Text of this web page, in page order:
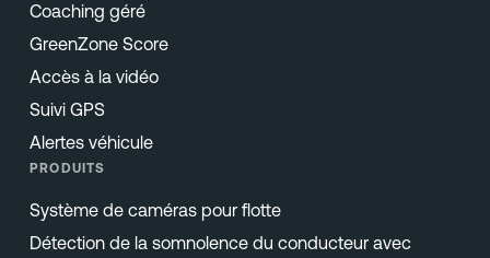
Coaching géré
GreenZone Score
Accès à la vidéo
Suivi GPS
Alertes véhicule
PRODUITS
Système de caméras pour flotte
Détection de la somnolence du conducteur avec